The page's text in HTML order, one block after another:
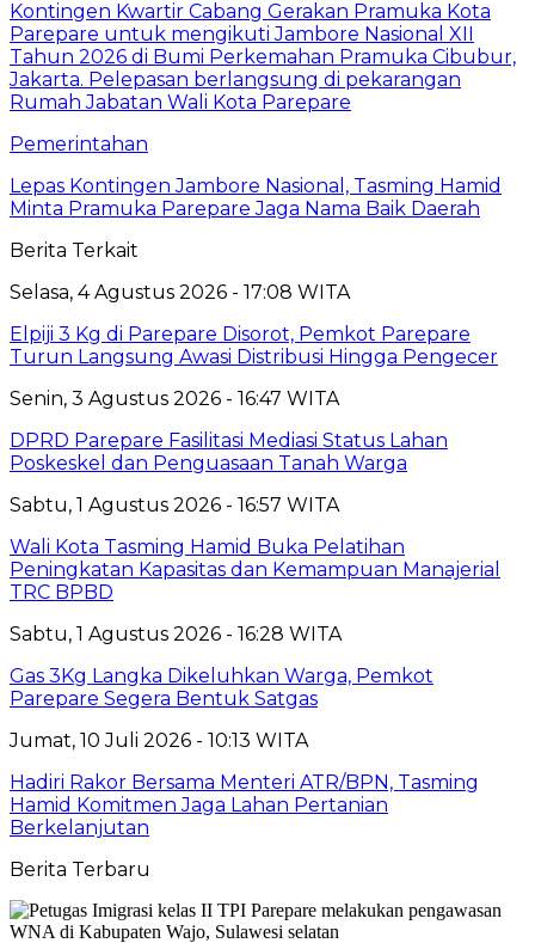
Pemerintahan
Lepas Kontingen Jambore Nasional, Tasming Hamid
Minta Pramuka Parepare Jaga Nama Baik Daerah
Berita Terkait
Selasa, 4 Agustus 2026 - 17:08 WITA
Elpiji 3 Kg di Parepare Disorot, Pemkot Parepare
Turun Langsung Awasi Distribusi Hingga Pengecer
Senin, 3 Agustus 2026 - 16:47 WITA
DPRD Parepare Fasilitasi Mediasi Status Lahan
Poskeskel dan Penguasaan Tanah Warga
Sabtu, 1 Agustus 2026 - 16:57 WITA
Wali Kota Tasming Hamid Buka Pelatihan
Peningkatan Kapasitas dan Kemampuan Manajerial
TRC BPBD
Sabtu, 1 Agustus 2026 - 16:28 WITA
Gas 3Kg Langka Dikeluhkan Warga, Pemkot
Parepare Segera Bentuk Satgas
Jumat, 10 Juli 2026 - 10:13 WITA
Hadiri Rakor Bersama Menteri ATR/BPN, Tasming
Hamid Komitmen Jaga Lahan Pertanian
Berkelanjutan
Berita Terbaru